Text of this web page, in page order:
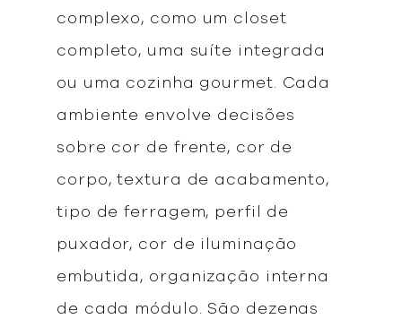
complexo, como um closet
completo, uma suíte integrada
ou uma cozinha gourmet. Cada
ambiente envolve decisões
sobre cor de frente, cor de
corpo, textura de acabamento,
tipo de ferragem, perfil de
puxador, cor de iluminação
embutida, organização interna
de cada módulo. São dezenas